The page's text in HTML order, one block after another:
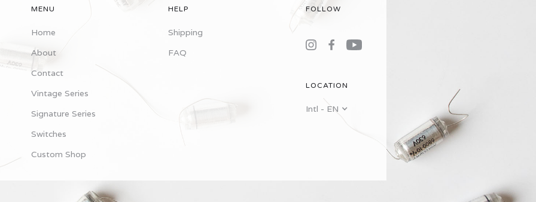
MENU
Home
About
Contact
Vintage Series
Signature Series
Switches
Custom Shop
HELP
Shipping
FAQ
FOLLOW
LOCATION
Intl - EN